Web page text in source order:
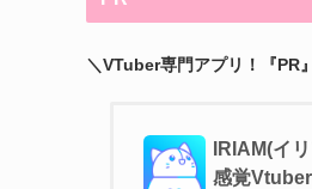
＼VTuber専門アプリ！『PR
IRIAM(イ
感覚